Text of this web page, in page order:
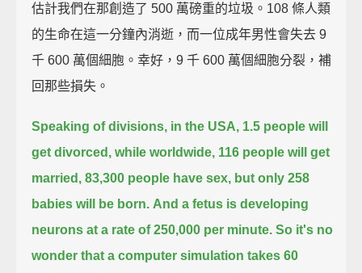
估計我們在那創造了 500 萬磅重的垃圾。108 條人類
的生命在這一分鐘內消逝，而一位成年男性會失去 9
千 600 萬個細胞。幸好，9 千 600 萬個細胞分裂，補
回那些損失。
Speaking of divisions, in the USA, 1.5 people will
get divorced, while worldwide, 116 people will get
married, 83,300 people have sex, but only 258
babies will be born. And a fetus is developing
neurons at a rate of 250,000 per minute. So it's no
wonder that a computer simulation takes 60